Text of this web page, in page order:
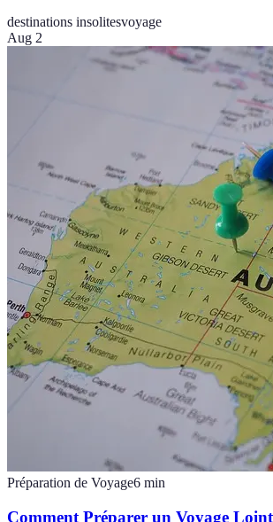
destinations insolitesvoyage
Aug 2
Préparation de Voyage6 min
Comment Préparer un Voyage